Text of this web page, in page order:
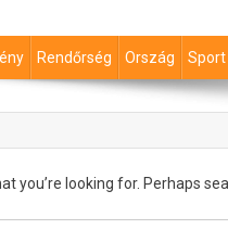
Rendőrség Ország Sport
you’re looking for. Perhaps